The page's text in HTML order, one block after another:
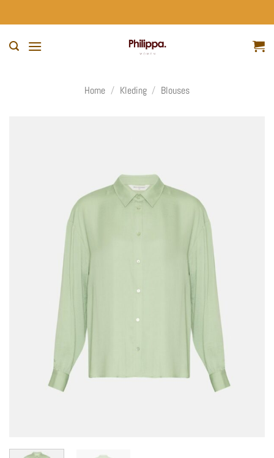
naar
Home / Kleding / Blouses